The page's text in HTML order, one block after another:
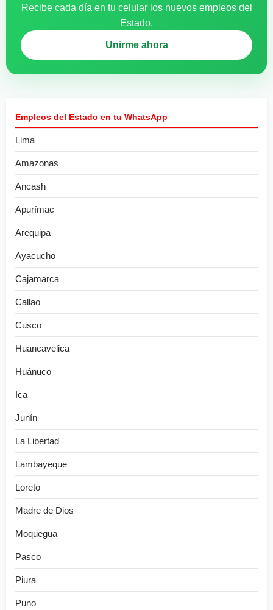
Recibe cada día en tu celular los nuevos empleos del
Estado.
Unirme ahora
Empleos del Estado en tu WhatsApp
Lima
Amazonas
Ancash
Apurímac
Arequipa
Ayacucho
Cajamarca
Callao
Cusco
Huancavelica
Huánuco
Ica
Junín
La Libertad
Lambayeque
Loreto
Madre de Dios
Moquegua
Pasco
Piura
Puno